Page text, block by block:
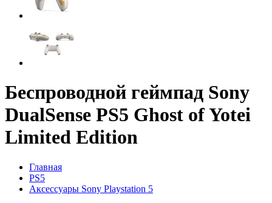
Беспроводной геймпад Sony
DualSense PS5 Ghost of Yotei
Limited Edition
Главная
PS5
Аксессуары Sony Playstation 5